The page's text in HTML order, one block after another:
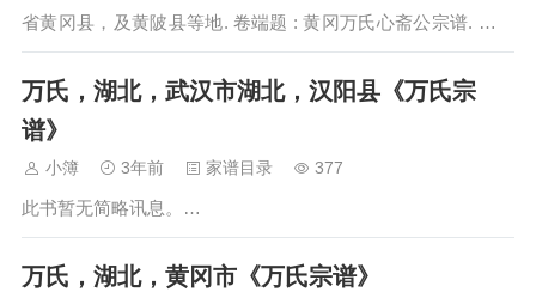
省黄冈县，及黄陂县等地. 卷端题 : 黄冈万氏心斋公宗谱. 其他
卷端题…
万氏，湖北，武汉市湖北，汉阳县《万氏宗
谱》
小簿 3年前 家谱目录 377
此书暂无简略讯息。…
万氏，湖北，黄冈市《万氏宗谱》